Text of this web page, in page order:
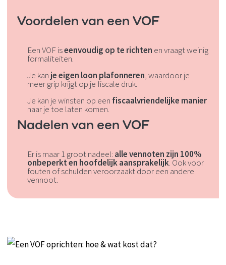
Voordelen van een VOF
Een VOF iseenvoudig op te richten en vraagt weinig
formaliteiten.
Je kan je eigen loon plafonneren, waardoor je
meer grip krijgt op je fiscale druk.
Je kan je winsten op een fiscaalvriendelijke manier
naar je toe laten komen.
Nadelen van een VOF
Er is maar 1 groot nadeel: alle vennoten zijn 100%
onbeperkt en hoofdelijk aansprakelijk. Ook voor
fouten of schulden veroorzaakt door een andere
vennoot.